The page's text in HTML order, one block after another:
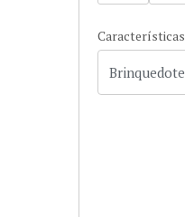
Características